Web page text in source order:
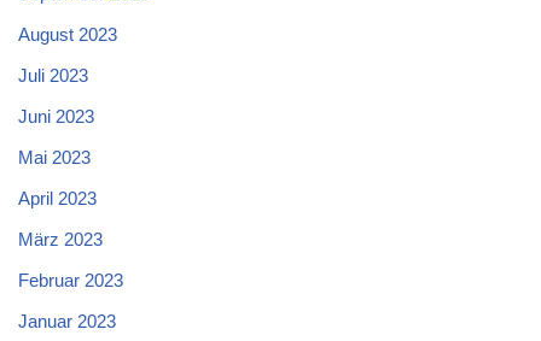
August 2023
Juli 2023
Juni 2023
Mai 2023
April 2023
März 2023
Februar 2023
Januar 2023